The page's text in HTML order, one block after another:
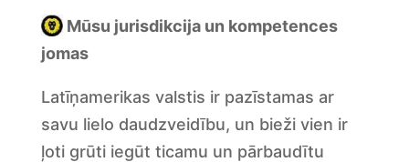
Mūsu jurisdikcija un kompetences
jomas
Latīņamerikas valstis ir pazīstamas ar
savu lielo daudzveidību, un bieži vien ir
ļoti grūti iegūt ticamu un pārbaudītu